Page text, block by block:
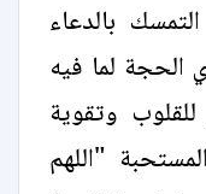
بالدعاء
الحجة لما فيه
وتقوية
"اللهم